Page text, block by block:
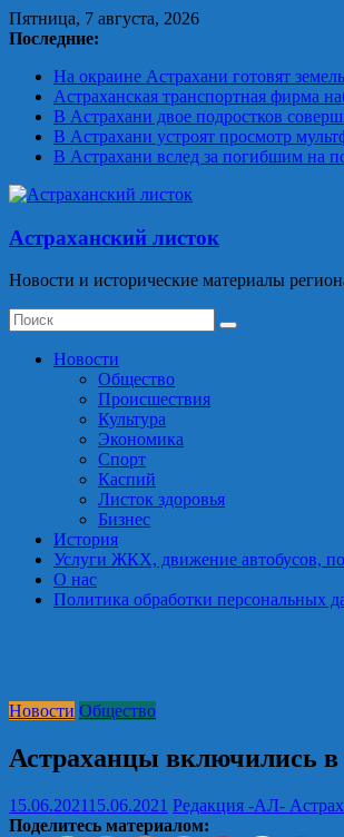
Skip
to
Пятница, 7 августа, 2026
Последние:
На окраине Астрахани готовят
Астраханская транспортная фирма
В Астрахани двое подростков
В Астрахани устроят просмотр
В Астрахани вслед за погибшим на
Астраханский листок
Новости и исторические материалы
Новости
Общество
Происшествия
Культура
Экономика
Спорт
Каспий
Листок здоровья
Бизнес
История
Услуги ЖКХ, движение автобусов,
О нас
Политика обработки персональных
Новости Общество
Астраханцы включились в
15.06.202115.06.2021 Редакция -АЛ-
Поделитесь материалом: